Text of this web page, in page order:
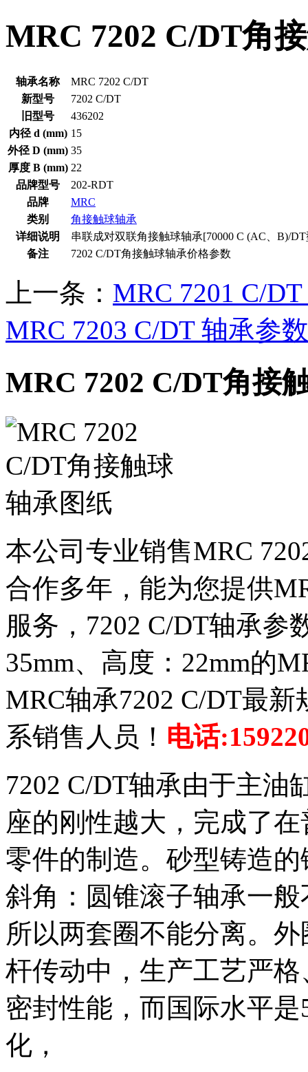
MRC 7202 C/DT角
轴承名称
MRC 7202 C/DT
新型号
7202 C/DT
旧型号
436202
内径 d (mm) 15
外径 D (mm) 35
厚度 B (mm) 22
品牌型号
202-RDT
品牌
MRC
类别
角接触球轴承
详细说明
串联成对双联角接触球轴承[70000 C (AC、B)/
备注
7202 C/DT角接触球轴承价格参数
上一条： MRC 7201 C/
MRC 7203 C/DT 轴承参数
MRC 7202 C/DT角接
本公司专业销售MRC
合作多年，能为您提供
服务，7202 C/DT轴承参
35mm、高度：22mm的
MRC轴承7202 C/DT最
系销售人员！ 电话
7202 C/DT轴承由于主油
座的刚性越大，完成了
零件的制造。砂型铸造
斜角：圆锥滚子轴承一
所以两套圈不能分离。
杆传动中，生产工艺严
密封性能，而国际水平
化，